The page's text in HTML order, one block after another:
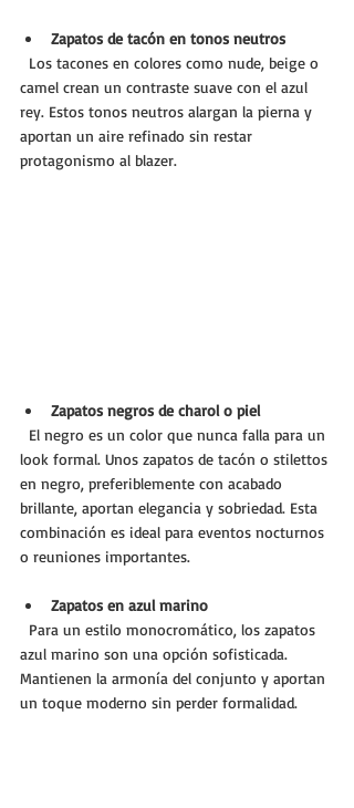
Zapatos de tacón en tonos neutros
camel crean un contraste suave con el azul
rey. Estos tonos neutros alargan la pierna y
aportan un aire refinado sin restar
protagonismo al blazer.
Zapatos negros de charol o piel
look formal. Unos zapatos de tacón o stilettos
en negro, preferiblemente con acabado
brillante, aportan elegancia y sobriedad. Esta
combinación es ideal para eventos nocturnos
o reuniones importantes.
Zapatos en azul marino
azul marino son una opción sofisticada.
Mantienen la armonía del conjunto y aportan
un toque moderno sin perder formalidad.